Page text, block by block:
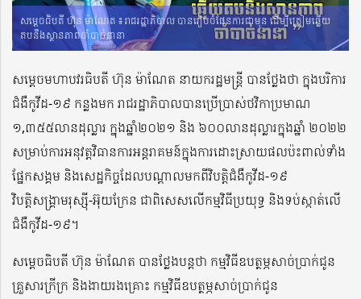
សម្តេចធិបតី ហ៊ុន ម៉ាណែត ៖ រាជរដ្ឋាភិបាល បានរៀបចំផែនការជាមុន ដើម្បីត្រៀមឆ្លើយ
តបនឹងស្ថានភាពចាំបាច់នានា
សម្តេចមហាបវរធិបតី ហ៊ុន ម៉ាណែត នាយករដ្ឋមន្ត្រី បានថ្លែងថា ក្នុងបរិការ
ជំងឺកូវីដ-១៩ កន្លងមក រាជរដ្ឋាភិបាលបានប្រើប្រាស់ថវិកាប្រមាណ
១,៣៥៥លានដុល្លារ ក្នុងឆ្នាំ២០២១ និង ៦០០លានដុល្លារក្នុងឆ្នាំ ២០២២
សម្រាប់ការអនុវត្តវិធានការអន្តរាគមន៍ក្នុងការដោះស្រាយផលប៉ះពាល់ទាំង
ផ្នែកសង្គម និងសេដ្ឋកិច្ចដែលបណ្តាលមកពីវិបត្តិជំងឺកូវីដ-១៩
វិបតិ្តសង្រ្គាមរុស្ស៊ី-អ៊ុយក្រែន ជាពិសេសលើកម្មវិធីប្រយុទ្ធ និងទប់ស្កាត់លើ
ជំងឺកូវីដ-១៩។
សម្តេចធិបតី ហ៊ុន ម៉ាណែត បានថ្លែងបន្តថា កម្មវិធីឧបត្ថម្ភសាច់ប្រាក់ជូន
គ្រួសារក្រីក្រ និងងាយរងគ្រោះ កម្មវិធីឧបត្ថម្ភសាច់ប្រាក់ជូន